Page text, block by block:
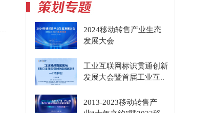
2024移动转售产业生态
发展大会
工业互联网标识贯通创新
发展大会暨首届工业互..
2013-2023移动转售产